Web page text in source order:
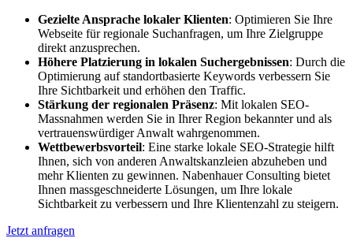
Gezielte Ansprache lokaler Klienten: Optimieren Sie Ihre
Webseite für regionale Suchanfragen, um Ihre Zielgruppe
direkt anzusprechen.
Höhere Platzierung in lokalen Suchergebnissen: Durch die
Optimierung auf standortbasierte Keywords verbessern Sie
Ihre Sichtbarkeit und erhöhen den Traffic.
Stärkung der regionalen Präsenz: Mit lokalen SEO-
Massnahmen werden Sie in Ihrer Region bekannter und als
vertrauenswürdiger Anwalt wahrgenommen.
Wettbewerbsvorteil: Eine starke lokale SEO-Strategie hilft
Ihnen, sich von anderen Anwaltskanzleien abzuheben und
mehr Klienten zu gewinnen. Nabenhauer Consulting bietet
Ihnen massgeschneiderte Lösungen, um Ihre lokale
Sichtbarkeit zu verbessern und Ihre Klientenzahl zu steigern.
Jetzt anfragen